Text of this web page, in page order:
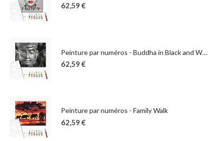
62,59 €
Peinture par numéros - Buddha in Black and White
62,59 €
Peinture par numéros - Family Walk
62,59 €